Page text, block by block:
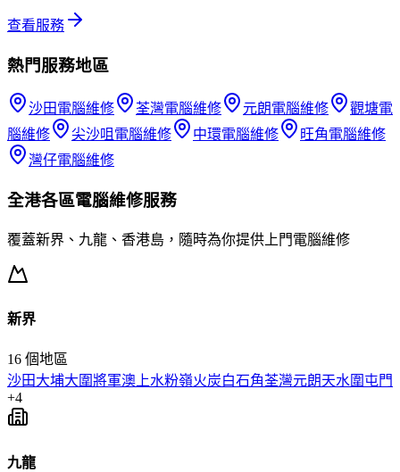
查看服務
熱門服務地區
沙田電腦維修 荃灣電腦維修 元朗電腦維修 觀塘電
腦維修
尖沙咀 電腦維修 中環電腦維修 旺角電腦維修
灣仔電腦維修
全港各區電腦維修服務
覆蓋新界、九龍、香港島，隨時為你提供上門電腦維修
新界
16 個地區
沙田大埔大圍將軍澳上水粉嶺火炭白石角荃灣元朗天水圍 屯門
+4
九龍